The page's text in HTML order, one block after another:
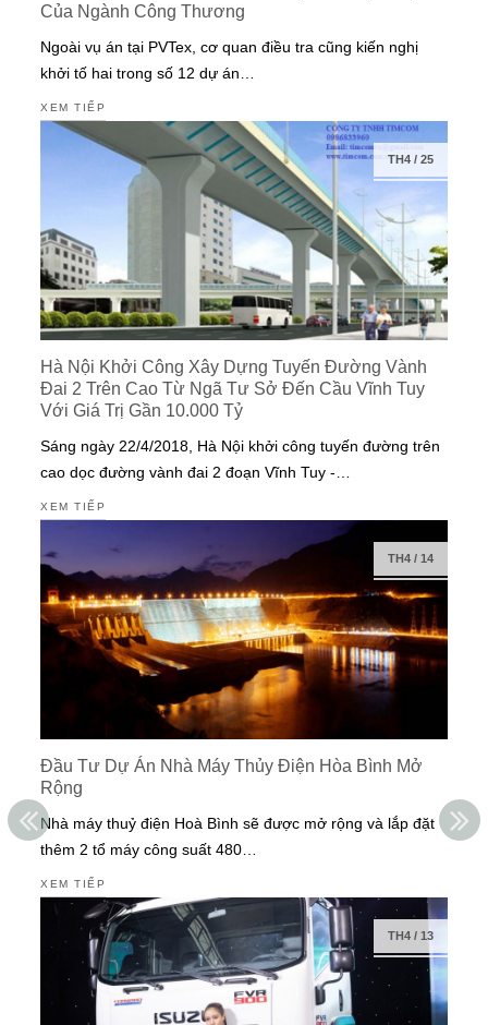
Của Ngành Công Thương
Ngoài vụ án tại PVTex, cơ quan điều tra cũng kiến nghị
khởi tố hai trong số 12 dự án…
XEM TIẾP
TH4/ 25
Hà Nội Khởi Công Xây Dựng Tuyến Đường Vành
Đai 2 Trên Cao Từ Ngã Tư Sở Đến Cầu Vĩnh Tuy
Với Giá Trị Gần 10.000 Tỷ
Sáng ngày 22/4/2018, Hà Nội khởi công tuyến đường trên
cao dọc đường vành đai 2 đoạn Vĩnh Tuy -…
XEM TIẾP
TH4/ 14
Đầu Tư Dự Án Nhà Máy Thủy Điện Hòa Bình Mở
Rộng
Nhà máy thuỷ điện Hoà Bình sẽ được mở rộng và lắp đặt
thêm 2 tổ máy công suất 480…
XEM TIẾP
TH4/ 13